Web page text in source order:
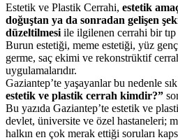
Estetik ve Plastik Cerrahi, estetik
doğuştan ya da sonradan gelişen
düzeltilmesi ile ilgilenen cerrahi bir tıp
Burun estetiği, meme estetiği, yüz
germe, saç ekimi ve rekonstrüktif
uygulamalarıdır.
Gaziantep’te yaşayanlar bu nedenle sık
estetik ve plastik cerrah kimdir?”
Bu yazıda Gaziantep’te estetik ve
devlet, üniversite ve özel hastaneleri;
halkın en çok merak ettiği soruları